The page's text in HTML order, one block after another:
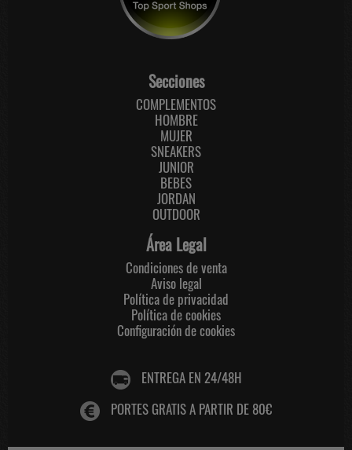
Secciones
COMPLEMENTOS
HOMBRE
MUJER
SNEAKERS
JUNIOR
BEBES
JORDAN
OUTDOOR
Área Legal
Condiciones de venta
Aviso legal
Política de privacidad
Política de cookies
Configuración de cookies
ENTREGA EN 24/48H
PORTES GRATIS A PARTIR DE 80€